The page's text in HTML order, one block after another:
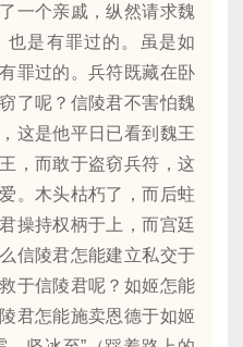
一个亲戚，纵然请求魏
也是有罪过的。虽是如
罪过的。兵符既藏在卧
了呢？信陵君不害怕魏
这是他平日已看到魏王
，而敢于盗窃兵符，这
。木头枯朽了，而后蛀
操持权柄于上，而宫廷
信陵君怎能建立私交于
于信陵君呢？如姬怎能
君怎能施卖恩德于如姬